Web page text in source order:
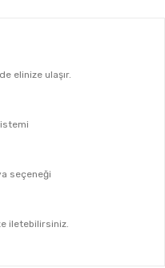
elinize ulaşır.
seçeneği
iletebilirsiniz.